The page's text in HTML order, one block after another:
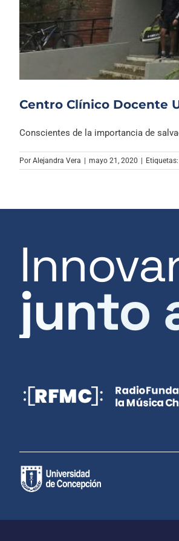
Centro Clínico Docente
Conscientes de la importancia de
Por Alejandra Vera mayo 21, 2020 Etiquetas:
junto